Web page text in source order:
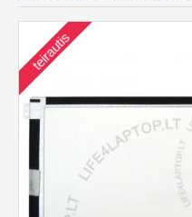
teirautis